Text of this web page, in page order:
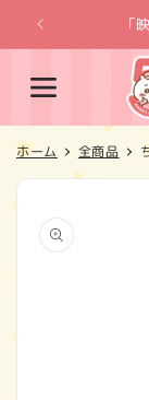
ンツに
進む
「
ホーム 全商品
報にス
キップ